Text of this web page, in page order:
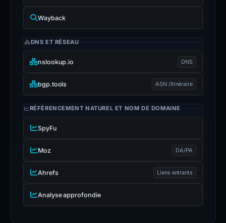
Wayback
DNS ET RÉSEAU
nslookup.io DNS
bgp.tools ASN /Itinéraire
RÉFÉRENCEMENT NATUREL ET NOM DE DOMAINE
SpyFu
Moz DA/PA
Ahrefs Liens entrants
Analyse approfondie